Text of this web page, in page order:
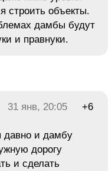
строить объекты.
дамбы будут
и правнуки.
31 янв, 20:05 +6
и дамбу
дорогу
и сделать